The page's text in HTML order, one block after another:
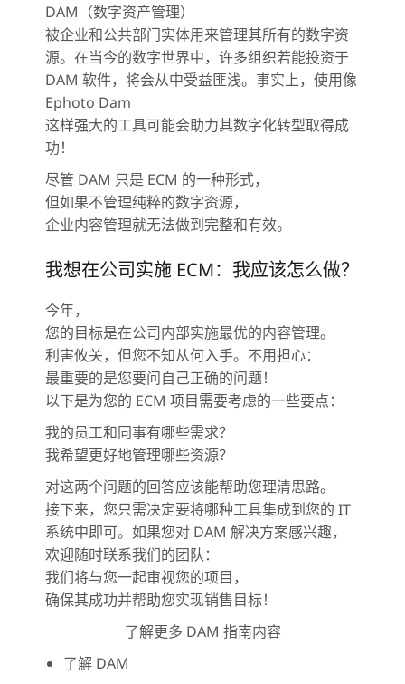
DAM（数字资产管理）
被企业和公共部门实体用来管理其所有的数字资
源。在当今的数字世界中，许多组织若能投资于
DAM 软件，将会从中受益匪浅。事实上，使用像
Ephoto Dam
这样强大的工具可能会助力其数字化转型取得成
功！
尽管 DAM 只是 ECM 的一种形式，
但如果不管理纯粹的数字资源，
企业内容管理就无法做到完整和有效。
我想在公司实施 ECM：我应该怎么做？
今年，
您的目标是在公司内部实施最优的内容管理。
利害攸关，但您不知从何入手。不用担心：
最重要的是您要问自己正确的问题！
以下是为您的 ECM 项目需要考虑的一些要点：
我的员工和同事有哪些需求？
我希望更好地管理哪些资源？
对这两个问题的回答应该能帮助您理清思路。
接下来，您只需决定要将哪种工具集成到您的 IT
系统中即可。如果您对 DAM 解决方案感兴趣，
欢迎随时联系我们的团队：
我们将与您一起审视您的项目，
确保其成功并帮助您实现销售目标！
了解更多 DAM 指南内容
了解 DAM